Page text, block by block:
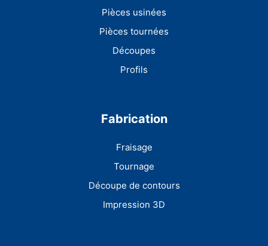
Pièces usinées
Pièces tournées
Découpes
Profils
Fabrication
Fraisage
Tournage
Découpe de contours
Impression 3D